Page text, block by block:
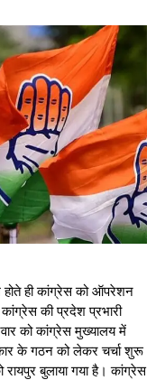
होते ही कांग्रेस को ऑपरेशन
की प्रदेश प्रभारी
को कांग्रेस मुख्यालय में
के गठन को लेकर चर्चा शुरू
बुलाया गया है। कांग्रेस